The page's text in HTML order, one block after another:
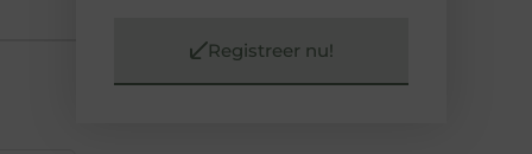
Registreer nu!